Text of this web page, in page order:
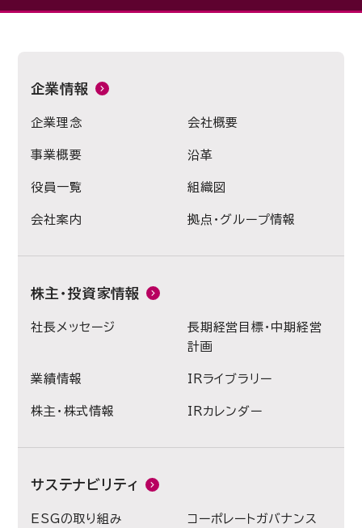
企業情報
企業理念 会社概要
事業概要 沿革
役員一覧 組織図
会社案内 拠点・グループ情報
株主・投資家情報
社長メッセージ
長期経営目標・中期経営
計画
業績情報 IRライブラリー
株主・株式情報 IRカレンダー
サステナビリティ
ESGの取り組み コーポレートガバナンス